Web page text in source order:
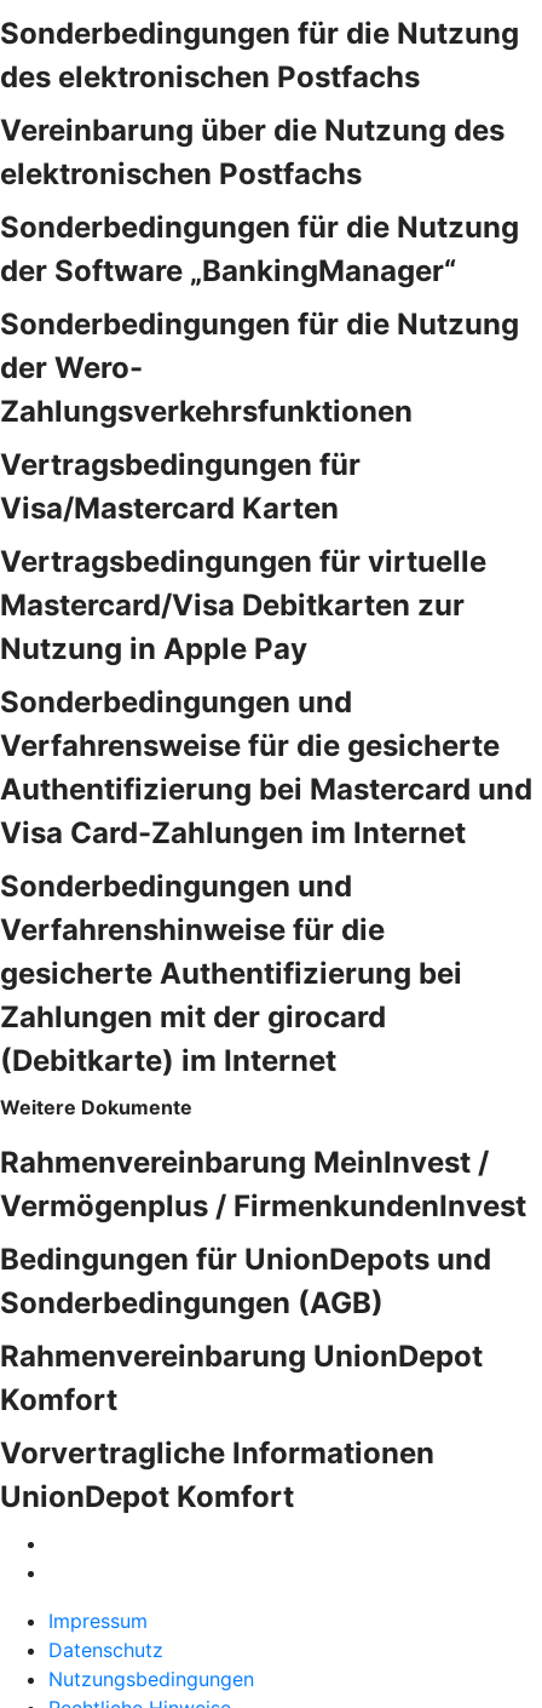
Sonderbedingungen für die Nutzung
des elektronischen Postfachs
Vereinbarung über die Nutzung des
elektronischen Postfachs
Sonderbedingungen für die Nutzung
der Software „BankingManager“
Sonderbedingungen für die Nutzung
der Wero-
Zahlungsverkehrsfunktionen
Vertragsbedingungen für
Visa/Mastercard Karten
Vertragsbedingungen für virtuelle
Mastercard/Visa Debitkarten zur
Nutzung in Apple Pay
Sonderbedingungen und
Verfahrensweise für die gesicherte
Authentifizierung bei Mastercard und
Visa Card-Zahlungen im Internet
Sonderbedingungen und
Verfahrenshinweise für die
gesicherte Authentifizierung bei
Zahlungen mit der girocard
(Debitkarte) im Internet
Weitere Dokumente
Rahmenvereinbarung MeinInvest /
Vermögenplus / FirmenkundenInvest
Bedingungen für UnionDepots und
Sonderbedingungen (AGB)
Rahmenvereinbarung UnionDepot
Komfort
Vorvertragliche Informationen
UnionDepot Komfort
Impressum
Datenschutz
Nutzungsbedingungen